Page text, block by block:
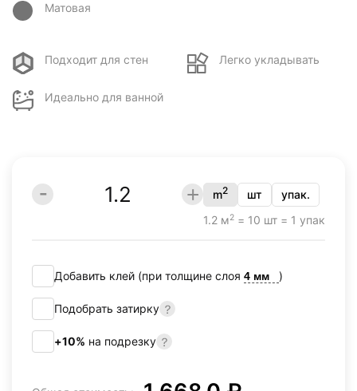
Матовая
Подходит для стен Легко укладывать
Идеально для ванной
m2 шт
упак.
1.2 м2 = 10 шт = 1 упак
Добавить клей (при толщине слоя )
Подобрать затирку
+10% на подрезку